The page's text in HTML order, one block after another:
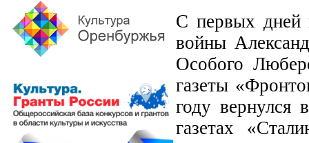
С первых дней
войны
Особого
газеты
году вернулся
газетах